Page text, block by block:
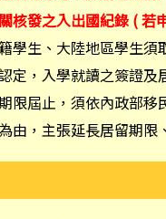
核發之入出國紀錄 ( 若
學生、大陸地區學生
定，入學就讀之簽證
限屆止，須依內政部
由，主張延長居留期